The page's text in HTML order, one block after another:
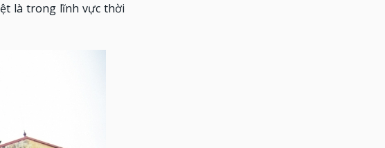
là trong lĩnh vực thời